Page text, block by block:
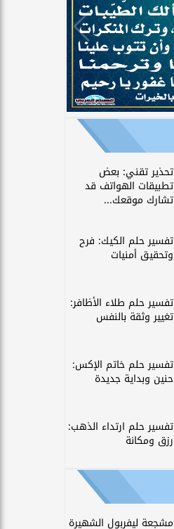
تحذير تقني: بعض
تطبيقات الهواتف قد
تشارك موقعك...
تفسير حلم الكيك: فرح
وتحقيق أمنيات
تفسير حلم طلاء الأظافر:
تغيير وثقة بالنفس
تفسير حلم خاتم الإكس:
حنين وبداية جديدة
تفسير حلم ارتداء الذهب:
رزق ومكانة
مشجعة ليفربول الشهيرة